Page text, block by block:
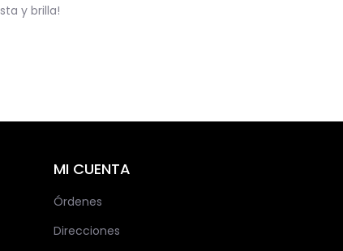
y brilla!
MI CUENTA
Órdenes
Direcciones